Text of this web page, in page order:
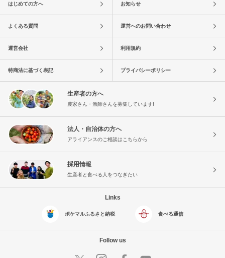
はじめての方へ お知らせ
よくある質問 運営へのお問い合わせ
運営会社 利用規約
特商法に基づく表記 プライバシーポリシー
生産者の方へ
農家さん・漁師さんを募集しています!
法人・自治体の方へ
アライアンスのご相談はこちらから
採用情報
生産者と食べる人をつなぎたい
Links
ポケマルふるさと納税 食べる通信
Follow us